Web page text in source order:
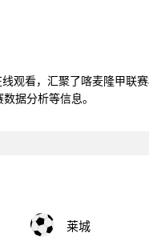
观看，汇聚了喀麦隆甲联
据分析等信息。
莱城